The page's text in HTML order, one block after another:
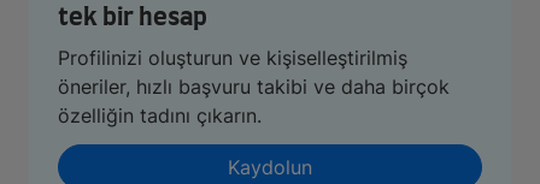
tek bir hesap
Profilinizi oluşturun ve kişiselleştirilmiş
öneriler, hızlı başvuru takibi ve daha birçok
özelliğin tadını çıkarın.
Kaydolun